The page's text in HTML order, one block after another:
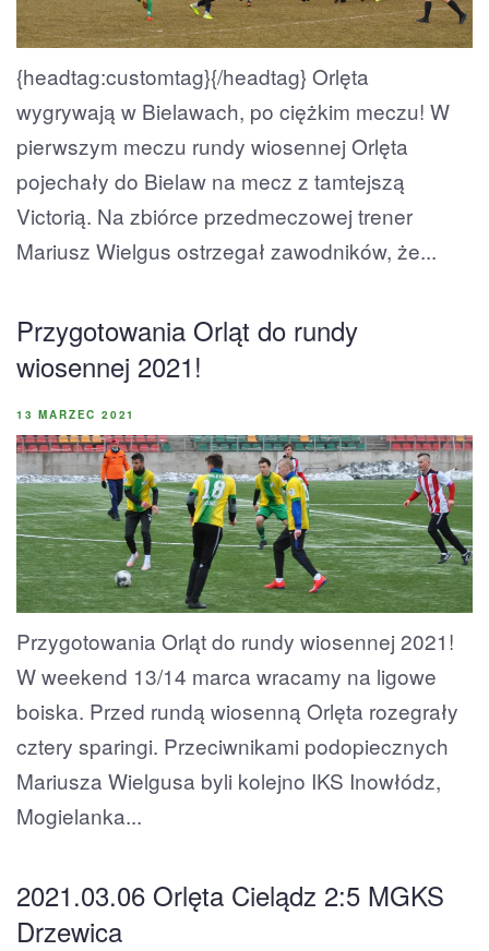
{headtag:customtag}{/headtag} Orlęta
wygrywają w Bielawach, po ciężkim meczu! W
pierwszym meczu rundy wiosennej Orlęta
pojechały do Bielaw na mecz z tamtejszą
Victorią. Na zbiórce przedmeczowej trener
Mariusz Wielgus ostrzegał zawodników, że...
Przygotowania Orląt do rundy
wiosennej 2021!
13 MARZEC 2021
Przygotowania Orląt do rundy wiosennej 2021!
W weekend 13/14 marca wracamy na ligowe
boiska. Przed rundą wiosenną Orlęta rozegrały
cztery sparingi. Przeciwnikami podopiecznych
Mariusza Wielgusa byli kolejno IKS Inowłódz,
Mogielanka...
2021.03.06 Orlęta Cielądz 2:5 MGKS
Drzewica